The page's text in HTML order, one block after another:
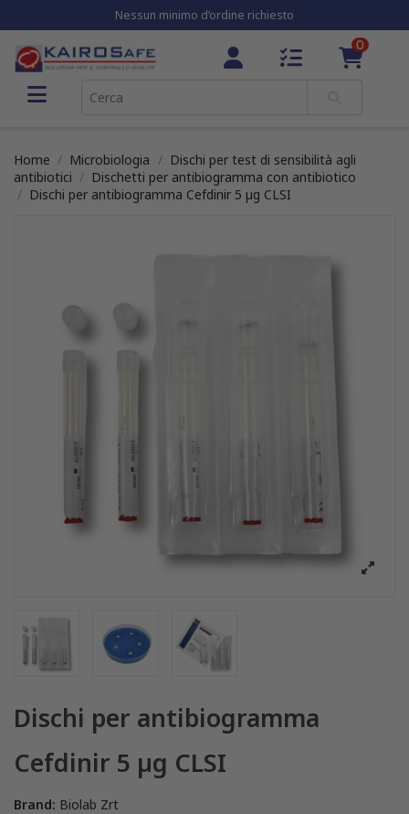
Nessun minimo d’ordine richiesto
0
Home Microbiologia
Dischi per test di sensibilità agli
antibiotici
Dischetti per antibiogramma con antibiotico
Dischi per antibiogramma Cefdinir 5 µg CLSI
Dischi per antibiogramma
Cefdinir 5 µg CLSI
Brand: Biolab Zrt